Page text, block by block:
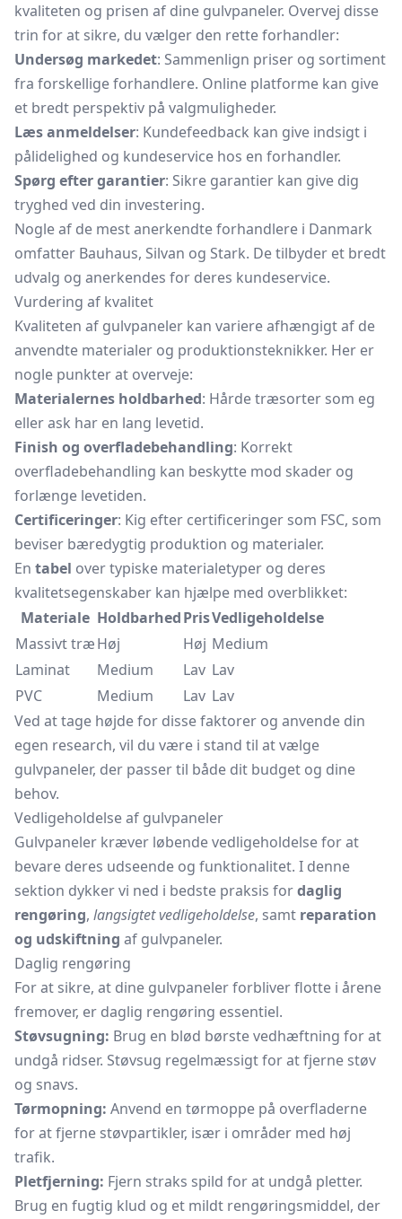
kvaliteten og prisen af dine gulvpaneler. Overvej disse
trin for at sikre, du vælger den rette forhandler:
Undersøg markedet: Sammenlign priser og sortiment
fra forskellige forhandlere. Online platforme kan give
et bredt perspektiv på valgmuligheder.
Læs anmeldelser: Kundefeedback kan give indsigt i
pålidelighed og kundeservice hos en forhandler.
Spørg efter garantier: Sikre garantier kan give dig
tryghed ved din investering.
Nogle af de mest anerkendte forhandlere i Danmark
omfatter Bauhaus, Silvan og Stark. De tilbyder et bredt
udvalg og anerkendes for deres kundeservice.
Vurdering af kvalitet
Kvaliteten af gulvpaneler kan variere afhængigt af de
anvendte materialer og produktionsteknikker. Her er
nogle punkter at overveje:
Materialernes holdbarhed: Hårde træsorter som eg
eller ask har en lang levetid.
Finish og overfladebehandling: Korrekt
overfladebehandling kan beskytte mod skader og
forlænge levetiden.
Certificeringer: Kig efter certificeringer som FSC, som
beviser bæredygtig produktion og materialer.
En tabel over typiske materialetyper og deres
kvalitetsegenskaber kan hjælpe med overblikket:
Materiale HoldbarhedPrisVedligeholdelse
Massivt træHøj Høj Medium
Laminat
Medium Lav Lav
PVC
Medium Lav Lav
Ved at tage højde for disse faktorer og anvende din
egen research, vil du være i stand til at vælge
gulvpaneler, der passer til både dit budget og dine
behov.
Vedligeholdelse af gulvpaneler
Gulvpaneler kræver løbende vedligeholdelse for at
bevare deres udseende og funktionalitet. I denne
sektion dykker vi ned i bedste praksis fordaglig
rengøring, langsigtet vedligeholdelse, samt reparation
og udskiftning af gulvpaneler.
Daglig rengøring
For at sikre, at dine gulvpaneler forbliver flotte i årene
fremover, er daglig rengøring essentiel.
Støvsugning: Brug en blød børste vedhæftning for at
undgå ridser. Støvsug regelmæssigt for at fjerne støv
og snavs.
Tørmopning: Anvend en tørmoppe på overfladerne
for at fjerne støvpartikler, især i områder med høj
trafik.
Pletfjerning: Fjern straks spild for at undgå pletter.
Brug en fugtig klud og et mildt rengøringsmiddel, der